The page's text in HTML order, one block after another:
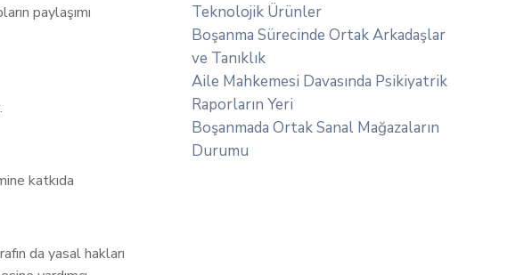
paylaşımı
katkıda
da yasal hakları
Teknolojik Ürünler
Boşanma Sürecinde Ortak Arkadaşlar
ve Tanıklık
Aile Mahkemesi Davasında Psikiyatrik
Raporların Yeri
Boşanmada Ortak Sanal Mağazaların
Durumu